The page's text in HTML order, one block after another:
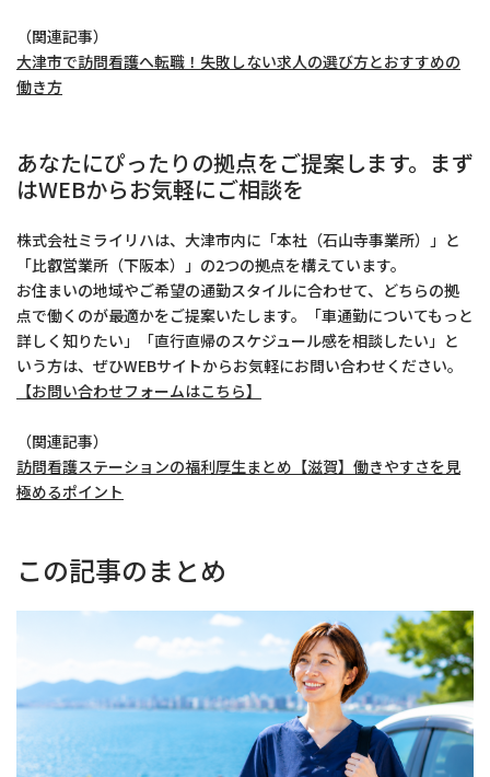
（関連記事）
大津市で訪問看護へ転職！失敗しない求人の選び方とおすすめの
働き方
あなたにぴったりの拠点をご提案します。まず
はWEBからお気軽にご相談を
株式会社ミライリハは、大津市内に「本社（石山寺事業所）」と
「比叡営業所（下阪本）」の2つの拠点を構えています。
お住まいの地域やご希望の通勤スタイルに合わせて、どちらの拠
点で働くのが最適かをご提案いたします。「車通勤についてもっと
詳しく知りたい」「直行直帰のスケジュール感を相談したい」と
いう方は、ぜひWEBサイトからお気軽にお問い合わせください。
【お問い合わせフォームはこちら】
（関連記事）
訪問看護ステーションの福利厚生まとめ【滋賀】働きやすさを見
極めるポイント
この記事のまとめ